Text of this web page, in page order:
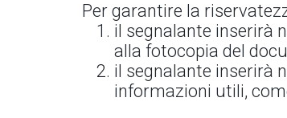
Per garantire la
il segnalante inserirà
alla fotocopia del
il segnalante inserirà
informazioni utili,